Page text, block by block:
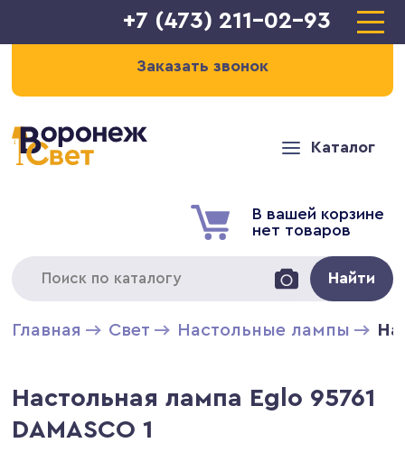
+7 (473) 211-02-93
Заказать звонок
Каталог
В вашей корзине
нет товаров
Найти
Главная Свет Настольные лампы
Настольная лампа Eglo 95761
DAMASCO 1